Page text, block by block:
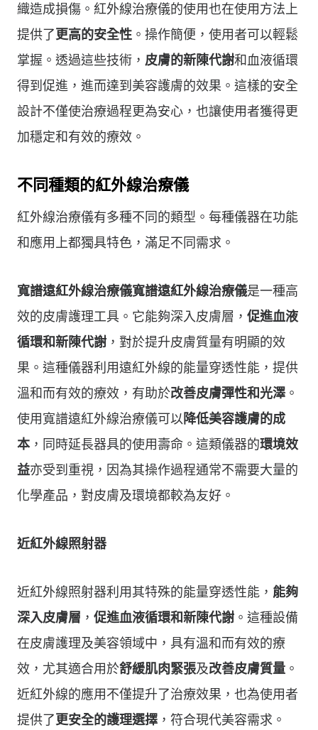
織造成損傷。紅外線治療儀的使用也在使用方法上
提供了更高的安全性 。操作簡便，使用者可以輕鬆
掌握。透過這些技術， 皮膚的新陳代謝和血液循環
得到促進，進而達到美容護膚的效果。這樣的安全
設計不僅使治療過程更為安心，也讓使用者獲得更
加穩定和有效的療效。
不同種類的紅外線治療儀
紅外線治療儀有多種不同的類型。每種儀器在功能
和應用上都獨具特色，滿足不同需求。
寬譜遠紅外線治療儀寬譜遠紅外線治療儀是一種高
效的皮膚護理工具。它能夠深入皮膚層， 促進血液
循環和新陳代謝 ，對於提升皮膚質量有明顯的效
果。這種儀器利用遠紅外線的能量穿透性能，提供
溫和而有效的療效，有助於改善皮膚彈性和光澤 。
使用寬譜遠紅外線治療儀可以 降低美容護膚的成
本 ，同時延長器具的使用壽命。這類儀器的環境效
益亦受到重視，因為其操作過程通常不需要大量的
化學產品，對皮膚及環境都較為友好。
近紅外線照射器
近紅外線照射器利用其特殊的能量穿透性能， 能夠
深入皮膚層 ， 促進血液循環和新陳代謝 。這種設備
在皮膚護理及美容領域中，具有溫和而有效的療
效，尤其適合用於舒緩肌肉緊張及改善皮膚質量 。
近紅外線的應用不僅提升了治療效果，也為使用者
提供了更安全的護理選擇 ，符合現代美容需求。